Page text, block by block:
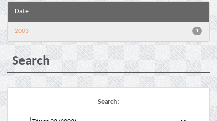
Date
1
2003
Search
Search: